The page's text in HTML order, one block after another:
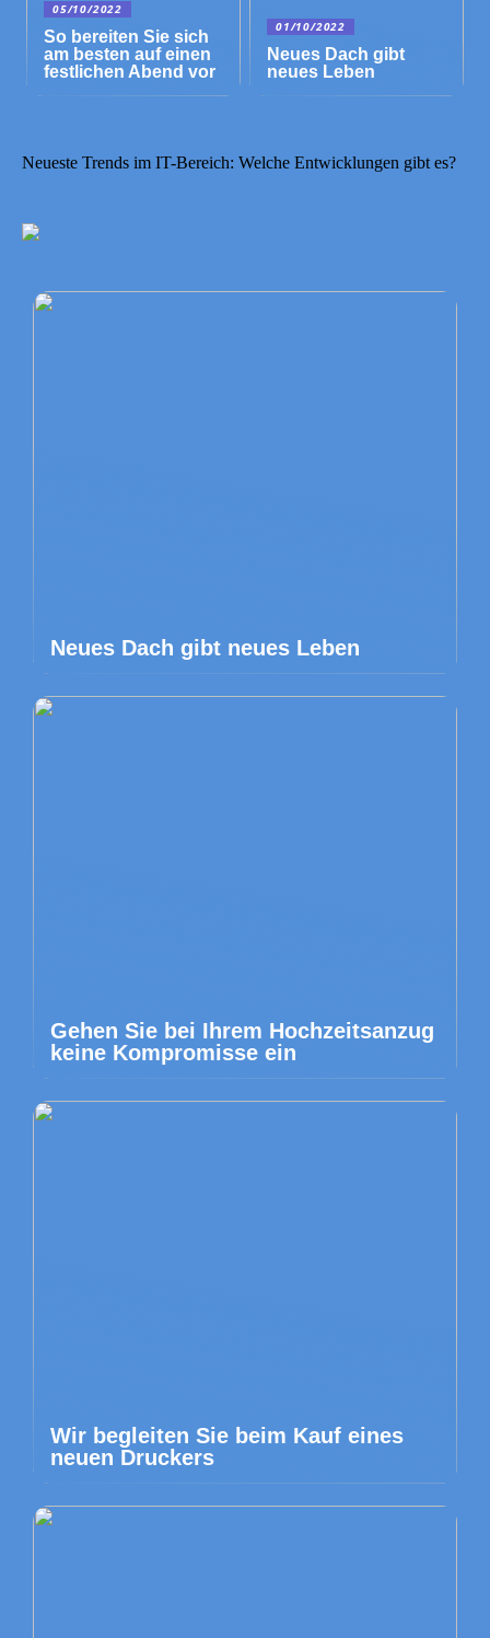
05/10/2022
So bereiten Sie sich
am besten auf einen
festlichen Abend vor
01/10/2022
Neues Dach gibt
neues Leben
Neueste Trends im IT-Bereich: Welche Entwicklungen gibt es?
Neues Dach gibt neues Leben
Gehen Sie bei Ihrem Hochzeitsanzug
keine Kompromisse ein
Wir begleiten Sie beim Kauf eines
neuen Druckers